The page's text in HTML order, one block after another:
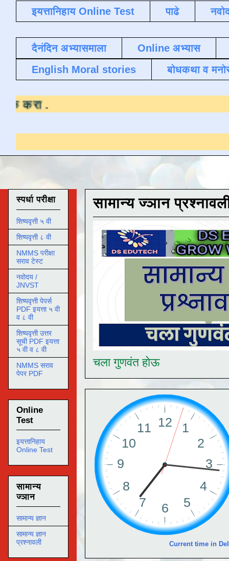
इयत्तानिहाय Online Test पाढे
दैनंदिन अभ्यासमाला
Online अभ्यास
English Moral stories
बोधकथा व
येथे क्लिक करा
सामान्य ज्ञान
चला गुणवंत होऊ
Current time in
स्पर्धा परीक्षा
शिष्यवृत्ती ५ वी
शिष्यवृत्ती ८ वी
NMMS परीक्षा
सराव टेस्ट
नवोदय /
JNVST
शिष्यवृत्ती पेपर्स
PDF इयत्ता ५ वी
व ८ वी
शिष्यवृत्ती उत्तर
सूची PDF इयत्ता
५ वी व ८ वी
NMMS सराव
पेपर PDF
Online
Test
इयत्तानिहाय
Online Test
सामान्य
ज्ञान
सामान्य ज्ञान
सामान्य ज्ञान
प्रश्नावली